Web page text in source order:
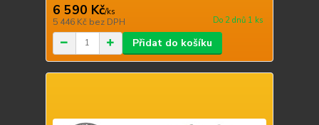
6 590 Kč/ks
5 446 Kč bez DPH Do 2 dnů 1 ks
Přidat do košíku